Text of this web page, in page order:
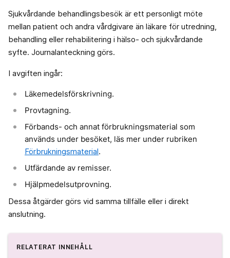
Sjukvårdande behandlingsbesök är ett personligt möte
mellan patient och andra vårdgivare än läkare för utredning,
behandling eller rehabilitering i hälso- och sjukvårdande
syfte. Journalanteckning görs.
I avgiften ingår:
Läkemedelsförskrivning.
Provtagning.
Förbands- och annat förbrukningsmaterial som
används under besöket, läs mer under rubriken
Förbrukningsmaterial.
Utfärdande av remisser.
Hjälpmedelsutprovning.
Dessa åtgärder görs vid samma tillfälle eller i direkt
anslutning.
RELATERAT INNEHÅLL